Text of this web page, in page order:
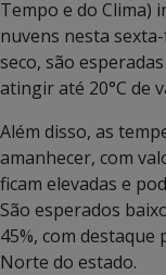
Tempo e do Clima)
nuvens nesta
seco, são
atingir até 20°C de
Além disso, as
amanhecer, com
ficam elevadas e
São esperados
45%, com
Norte do estado.